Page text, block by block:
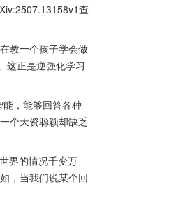
查
教一个孩子学会做
这正是逆强化学习
，能够回答各种
个天资聪颖却缺乏
界的情况千变万
，当我们说某个回